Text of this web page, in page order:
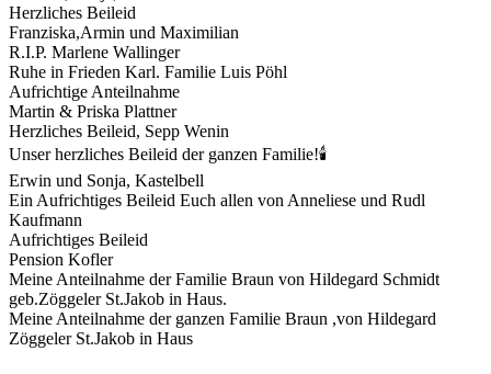
Herzliches Beileid
Franziska,Armin und Maximilian
R.I.P. Marlene Wallinger
Ruhe in Frieden Karl. Familie Luis Pöhl
Aufrichtige Anteilnahme
Martin & Priska Plattner
Herzliches Beileid, Sepp Wenin
Unser herzliches Beileid der ganzen Familie!🕯
Erwin und Sonja, Kastelbell
Ein Aufrichtiges Beileid Euch allen von Anneliese und Rudl
Kaufmann
Aufrichtiges Beileid
Pension Kofler
Meine Anteilnahme der Familie Braun von Hildegard Schmidt
geb.Zöggeler St.Jakob in Haus.
Meine Anteilnahme der ganzen Familie Braun ,von Hildegard
Zöggeler St.Jakob in Haus